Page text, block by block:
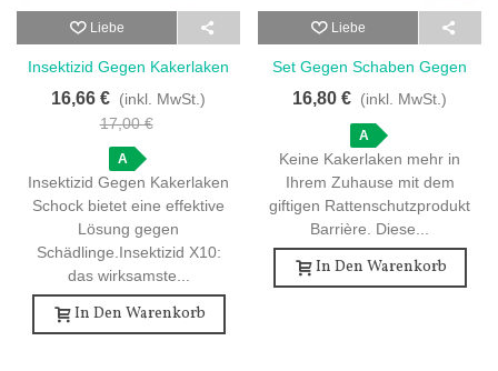
Liebe
Insektizid Gegen Kakerlaken
Schock - 10 Beutel
16,66 € (inkl. MwSt.)
17,00 €
A
Insektizid Gegen Kakerlaken
Schock bietet eine effektive
Lösung gegen
Schädlinge.Insektizid X10:
das wirksamste...
In Den Warenkorb
Liebe
Set Gegen Schaben Gegen
Krabbelinsekten - 10
Einheiten
16,80 € (inkl. MwSt.)
A
Keine Kakerlaken mehr in
Ihrem Zuhause mit dem
giftigen Rattenschutzprodukt
Barrière. Diese...
In Den Warenkorb